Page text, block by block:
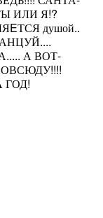
ИЛИ Я!?
душой..
А ВОТ-
ГОД!